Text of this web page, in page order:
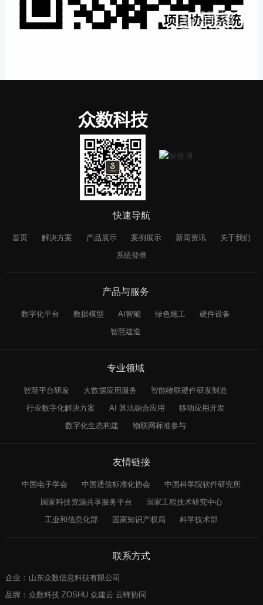
快速导航
首页 解决方案 产品展示 案例展示 新闻资讯
关于我们
系统登录
产品与服务
数字化平台 数据模型 AI智能 绿色施工
硬件设备
智慧建造
专业领域
智慧平台研发 大数据应用服务
智能物联硬件研发制造
行业数字化解决方案
AI 算法融合应用
移动应用开发
数字化生态构建
物联网标准参与
友情链接
中国电子学会 中国通信标准化协会
中国科学院软件研究所
国家科技资源共享服务平台
国家工程技术研究中心
工业和信息化部
国家知识产权局 科学技术部
联系方式
企业： 山东众数信息科技有限公司
品牌： 众数科技 ZOSHU 众建云 云蜂协同